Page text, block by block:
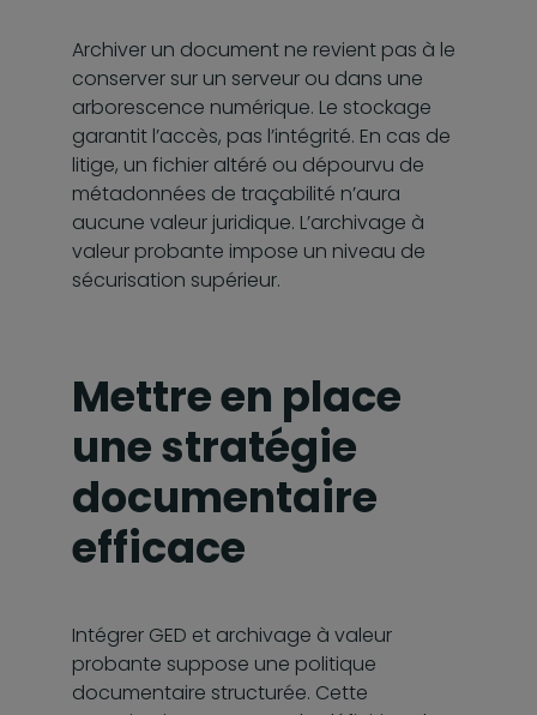
Archiver un document ne revient pas à le
conserver sur un serveur ou dans une
arborescence numérique. Le stockage
garantit l’accès, pas l’intégrité. En cas de
litige, un fichier altéré ou dépourvu de
métadonnées de traçabilité n’aura
aucune valeur juridique. L’archivage à
valeur probante impose un niveau de
sécurisation supérieur.
Mettre en place
une stratégie
documentaire
efficace
Intégrer GED et archivage à valeur
probante suppose une politique
documentaire structurée. Cette